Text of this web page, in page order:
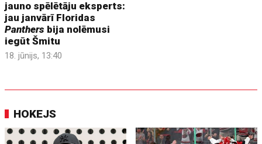
jauno spēlētāju eksperts:
jau janvārī Floridas
Panthers bija nolēmusi
iegūt Šmitu
18. jūnijs, 13:40
HOKEJS